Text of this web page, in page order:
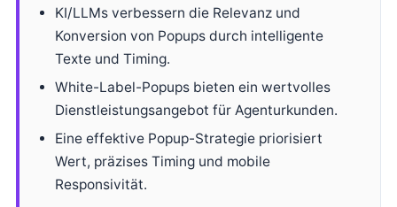
KI/LLMs verbessern die Relevanz und
Konversion von Popups durch intelligente
Texte und Timing.
White-Label-Popups bieten ein wertvolles
Dienstleistungsangebot für Agenturkunden.
Eine effektive Popup-Strategie priorisiert
Wert, präzises Timing und mobile
Responsivität.